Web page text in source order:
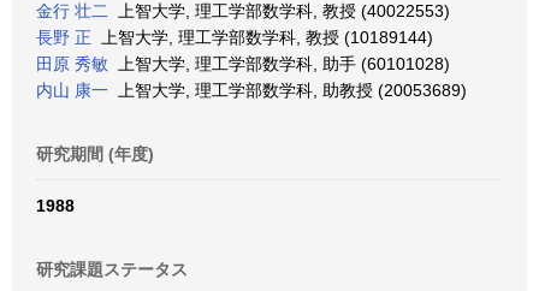
金行 壮二
上智大学, 理工学部数学科, 教授 (40022553)
長野 正 上智大学, 理工学部数学科, 教授 (10189144)
田原 秀敏 上智大学, 理工学部数学科, 助手 (60101028)
内山 康一 上智大学, 理工学部数学科, 助教授 (20053689)
研究期間 (年度)
1988
研究課題ステータス